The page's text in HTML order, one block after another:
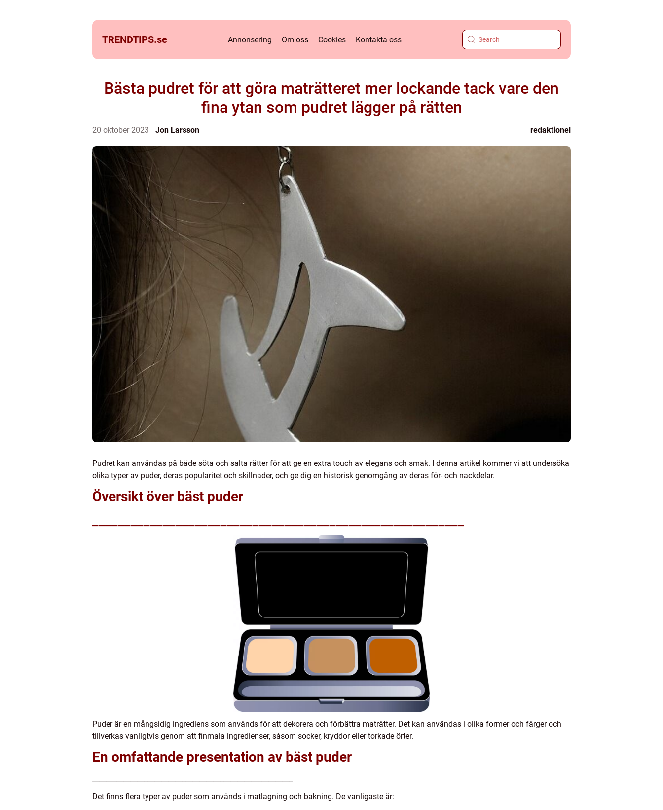
TRENDTIPS.se Annonsering Om oss Cookies Kontakta oss
Bästa pudret för att göra maträtteret mer lockande tack vare den
fina ytan som pudret lägger på rätten
20 oktober 2023 Jon Larsson redaktionel
Pudret kan användas på både söta och salta rätter för att ge en extra touch av elegans och smak. I denna artikel kommer vi att undersöka
olika typer av puder, deras popularitet och skillnader, och ge dig en historisk genomgång av deras för- och nackdelar.
Översikt över bäst puder
Puder är en mångsidig ingrediens som används för att dekorera och förbättra maträtter. Det kan användas i olika former och färger och
tillverkas vanligtvis genom att finmala ingredienser, såsom socker, kryddor eller torkade örter.
En omfattande presentation av bäst puder
Det finns flera typer av puder som används i matlagning och bakning. De vanligaste är: